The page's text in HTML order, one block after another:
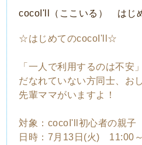
cocoI'll（ここいる） はじ
☆はじめてのcocoI'll☆
「一人で利用するのは不安
だなれていない方同士、お
先輩ママがいますよ！
対象：cocoI'll初心者の親子
日時：7月13日(火) 11:00